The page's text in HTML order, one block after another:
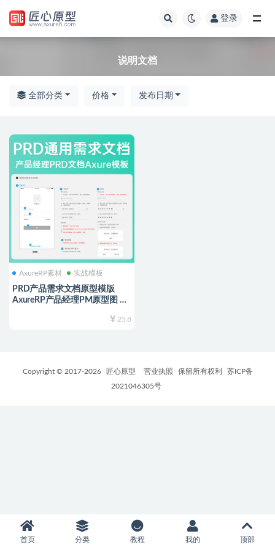
登录
说明文档
全部分类 价格 发布日期
AxureRP素材 实战模板
PRD产品需求文档原型模版
AxureRP产品经理PM原型图 交
25.8
Copyright © 2017-2026 匠心原型 营业执照 保留所有权利
苏ICP备
2021046305号
首页 分类 教程 我的 顶部